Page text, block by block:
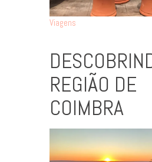
Viagens
REGIÃO DE
COIMBRA